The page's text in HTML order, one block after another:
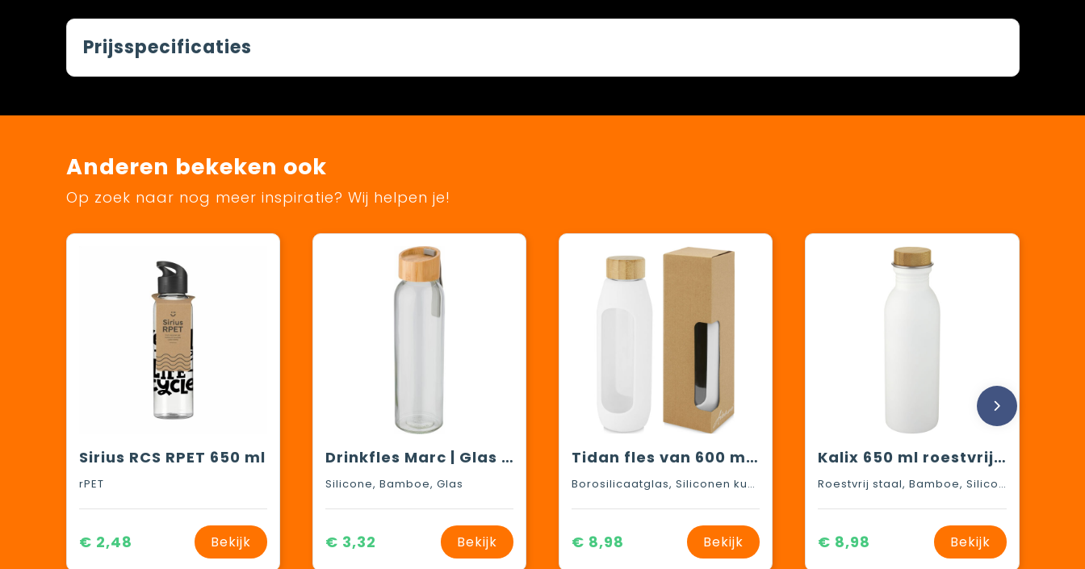
Prijsspecificaties
Anderen bekeken ook
Op zoek naar nog meer inspiratie? Wij helpen je!
Sirius RCS RPET 650 ml
rPET
€ 2,48 Bekijk
Drinkfles Marc | Glas | 500 ml
Silicone, Bamboe, Glas
€ 3,32 Bekijk
Tidan fles van 600 ml in borosilicaatglas met siliconen grip
Borosilicaatglas, Siliconen kunststof
€ 8,98 Bekijk
Kalix 650 ml roestvrijstalen drinkfles
Roestvrij staal, Bamboe, Siliconen kunststof
€ 8,98 Bekijk